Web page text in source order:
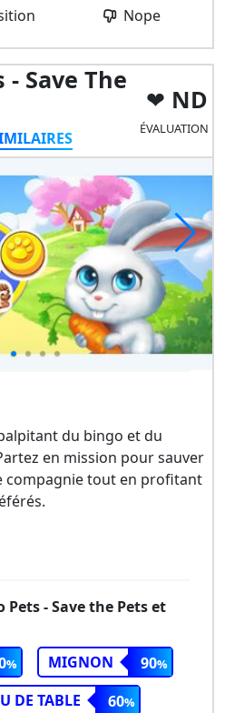
Nope
Save The
ND
ÉVALUATION
du bingo et du
en mission pour sauver
compagnie tout en profitant
- Save the Pets et
MIGNON
90
DE TABLE 60